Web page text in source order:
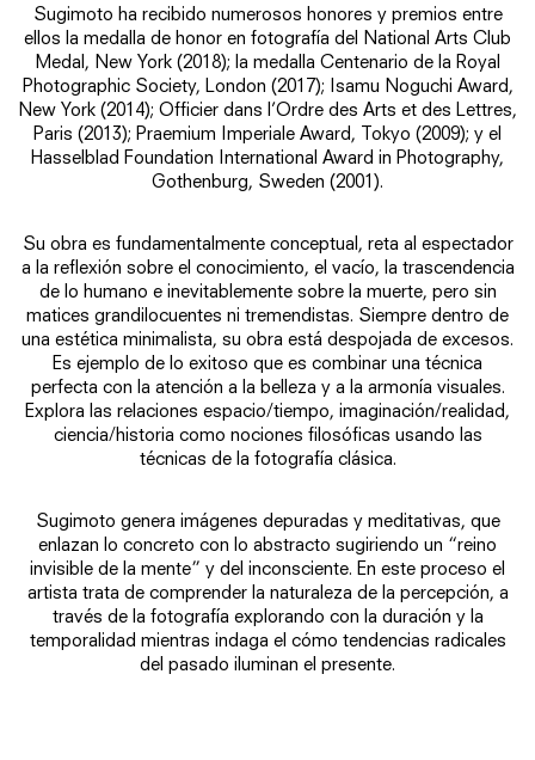
Sugimoto ha recibido numerosos honores y premios entre
ellos la medalla de honor en fotografía del National Arts Club
Medal, New York (2018); la medalla Centenario de la Royal
Photographic Society, London (2017); Isamu Noguchi Award,
New York (2014); Officier dans l’Ordre des Arts et des Lettres,
Paris (2013); Praemium Imperiale Award, Tokyo (2009); y el
Hasselblad Foundation International Award in Photography,
Gothenburg, Sweden (2001).
Su obra es fundamentalmente conceptual, reta al espectador
a la reflexión sobre el conocimiento, el vacío, la trascendencia
de lo humano e inevitablemente sobre la muerte, pero sin
matices grandilocuentes ni tremendistas. Siempre dentro de
una estética minimalista, su obra está despojada de excesos.
Es ejemplo de lo exitoso que es combinar una técnica
perfecta con la atención a la belleza y a la armonía visuales.
Explora las relaciones espacio/tiempo, imaginación/realidad,
ciencia/historia como nociones filosóficas usando las
técnicas de la fotografía clásica.
Sugimoto genera imágenes depuradas y meditativas, que
enlazan lo concreto con lo abstracto sugiriendo un “reino
invisible de la mente” y del inconsciente. En este proceso el
artista trata de comprender la naturaleza de la percepción, a
través de la fotografía explorando con la duración y la
temporalidad mientras indaga el cómo tendencias radicales
del pasado iluminan el presente.